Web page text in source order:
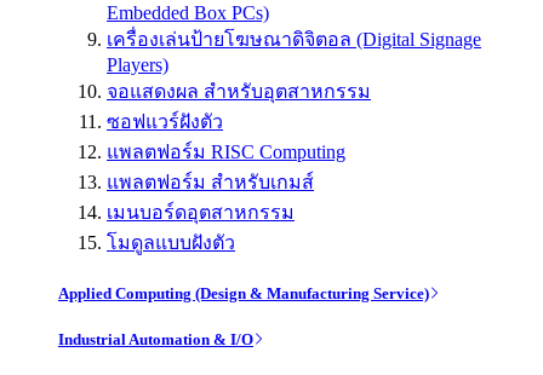
Embedded Box PCs)
เครื่องเล่นป้ายโฆษณาดิจิตอล (Digital Signage
Players)
จอแสดงผล สำหรับอุตสาหกรรม
ซอฟแวร์ฝังตัว
แพลตฟอร์ม RISC Computing
แพลตฟอร์ม สำหรับเกมส์
เมนบอร์ดอุตสาหกรรม
โมดูลแบบฝังตัว
Applied Computing (Design & Manufacturing Service)
Industrial Automation & I/O